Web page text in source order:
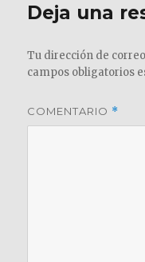
Deja una
Tu dirección de
campos obligatorios
COMENTARIO *